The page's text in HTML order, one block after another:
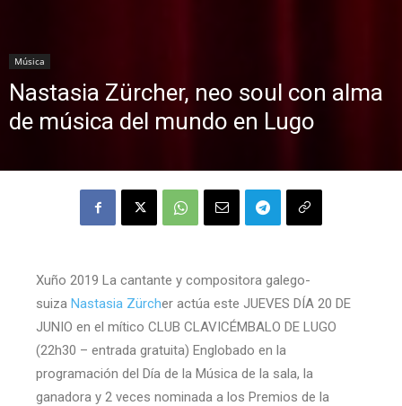
Música
Nastasia Zürcher, neo soul con alma
de música del mundo en Lugo
Xuño 2019 La cantante y compositora galego-
suiza Nastasia Zürcher actúa este JUEVES DÍA 20 DE
JUNIO en el mítico CLUB CLAVICÉMBALO DE LUGO
(22h30 – entrada gratuita) Englobado en la
programación del Día de la Música de la sala, la
ganadora y 2 veces nominada a los Premios de la